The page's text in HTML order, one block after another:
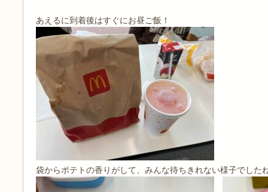
あえるに到着後はすぐにお昼ご飯！
袋からポテトの香りがして、みんな待ちきれない様子でした